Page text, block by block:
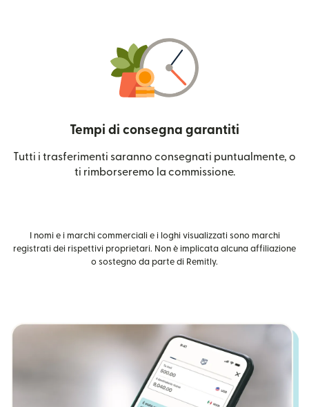
Tempi di consegna garantiti
Tutti i trasferimenti saranno consegnati puntualmente, o
ti rimborseremo la commissione.
I nomi e i marchi commerciali e i loghi visualizzati sono marchi
registrati dei rispettivi proprietari. Non è implicata alcuna affiliazione
o sostegno da parte di Remitly.